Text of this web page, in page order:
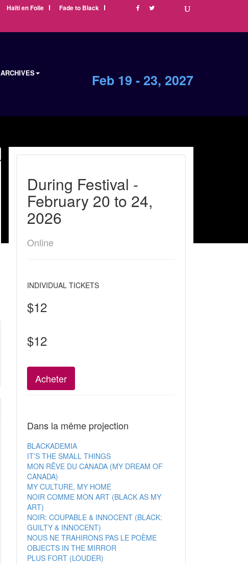
Haïti en Folie Fade to Black
ARCHIVES Feb 19 - 23, 2027
During Festival -
February 20 to 24,
2026
Online
INDIVIDUAL TICKETS
$12
$12
Acheter
Dans la même projection
BLACKADEMIA
IT’S THE SMALL THINGS
MON RÊVE DU CANADA (MY DREAM OF
CANADA)
MY CULTURE, MY HOME
NOIR COMME MON ART (BLACK AS MY
ART)
NOIR: COUPABLE & INNOCENT (BLACK:
GUILTY & INNOCENT)
NOUS NE TRAHIRONS PAS LE POÈME
OBJECTS IN THE MIRROR
PLUS FORT (LOUDER)